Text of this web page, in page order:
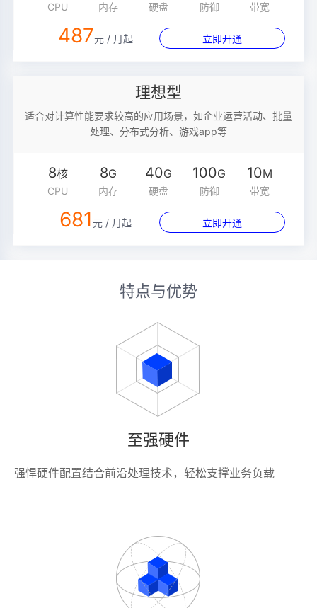
CPU 内存 硬盘 防御 带宽
487元 / 月起 立即开通
理想型
适合对计算性能要求较高的应用场景，如企业运营活动、批量
处理、分布式分析、游戏app等
8核
CPU
8G
内存
40G
硬盘
100G
防御
10M
带宽
681元 / 月起 立即开通
特点与优势
至强硬件
强悍硬件配置结合前沿处理技术，轻松支撑业务负载